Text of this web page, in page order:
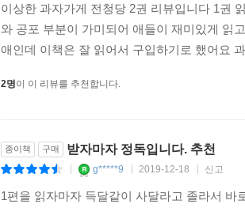
이상한 과자가게 전청당 2권 리뷰입니다 1권
와 공포 부분이 가미되어 애들이 재미있게 읽
애인데 이책은 잘 읽어서 구입하기로 했어요
2명이 이 리뷰를 추천합니다.
종이책 구매 받자마자 정독입니다. 추천
g*****9 2019-12-18 신고
1편을 읽자마자 득달같이 사달라고 졸라서